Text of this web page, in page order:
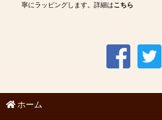
寧にラッピングします。詳細はこちら
ホーム